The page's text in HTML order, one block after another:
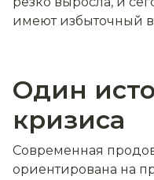
имеют избыточный
Один
кризиса
Современная
ориентирована на